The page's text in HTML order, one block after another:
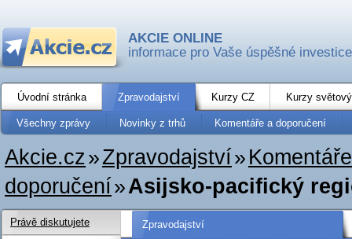
AKCIE ONLINE
informace pro Vaše úspěšné investice
Úvodní stránka Zpravodajství Kurzy CZ Kurzy
Všechny zprávy Novinky z trhů Komentáře a doporučení
Akcie.cz»Zpravodajství»
doporučení»Asijsko-pacifický
Zpravodajství
Právě diskutujete